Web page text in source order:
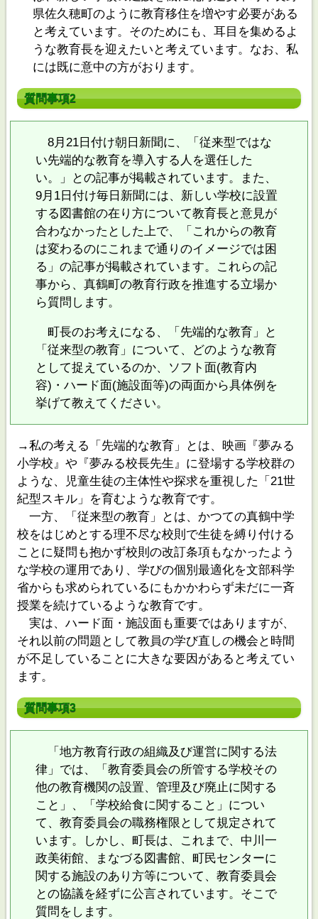
県佐久穂町のように教育移住を増やす必要がある
と考えています。そのためにも、耳目を集めるよ
うな教育長を迎えたいと考えています。なお、私
には既に意中の方がおります。
質問事項2
8月21日付け朝日新聞に、「従来型ではな
い先端的な教育を導入する人を選任した
い。」との記事が掲載されています。また、
9月1日付け毎日新聞には、新しい学校に設置
する図書館の在り方について教育長と意見が
合わなかったとした上で、「これからの教育
は変わるのにこれまで通りのイメージでは困
る」の記事が掲載されています。これらの記
事から、真鶴町の教育行政を推進する立場か
ら質問します。
町長のお考えになる、「先端的な教育」と
「従来型の教育」について、どのような教育
として捉えているのか、ソフト面(教育内
容)・ハード面(施設面等)の両面から具体例を
挙げて教えてください。
→私の考える「先端的な教育」とは、映画『夢みる
小学校』や『夢みる校長先生』に登場する学校群の
ような、児童生徒の主体性や探求を重視した「21世
紀型スキル」を育むような教育です。
一方、「従来型の教育」とは、かつての真鶴中学
校をはじめとする理不尽な校則で生徒を縛り付ける
ことに疑問も抱かず校則の改訂条項もなかったよう
な学校の運用であり、学びの個別最適化を文部科学
省からも求められているにもかかわらず未だに一斉
授業を続けているような教育です。
実は、ハード面・施設面も重要ではありますが、
それ以前の問題として教員の学び直しの機会と時間
が不足していることに大きな要因があると考えてい
ます。
質問事項3
「地方教育行政の組織及び運営に関する法
律」では、「教育委員会の所管する学校その
他の教育機関の設置、管理及び廃止に関する
こと」、「学校給食に関すること」につい
て、教育委員会の職務権限として規定されて
います。しかし、町長は、これまで、中川一
政美術館、まなづる図書館、町民センターに
関する施設のあり方等について、教育委員会
との協議を経ずに公言されています。そこで
質問をします。